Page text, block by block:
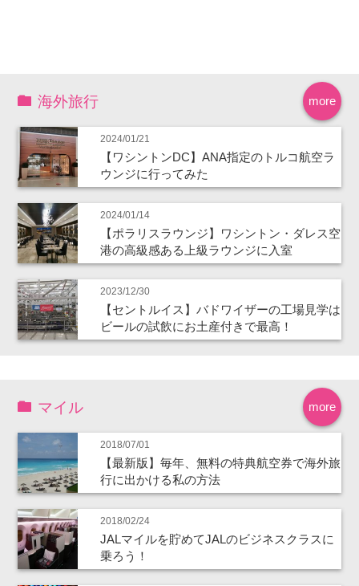
more
海外旅行
2024/01/21
【ワシントンDC】ANA指定のトルコ航空ラ
ウンジに行ってみた
2024/01/14
【ポラリスラウンジ】ワシントン・ダレス空
港の高級感ある上級ラウンジに入室
2023/12/30
【セントルイス】バドワイザーの工場見学は
ビールの試飲にお土産付きで最高！
more
マイル
2018/07/01
【最新版】毎年、無料の特典航空券で海外旅
行に出かける私の方法
2018/02/24
JALマイルを貯めてJALのビジネスクラスに
乗ろう！